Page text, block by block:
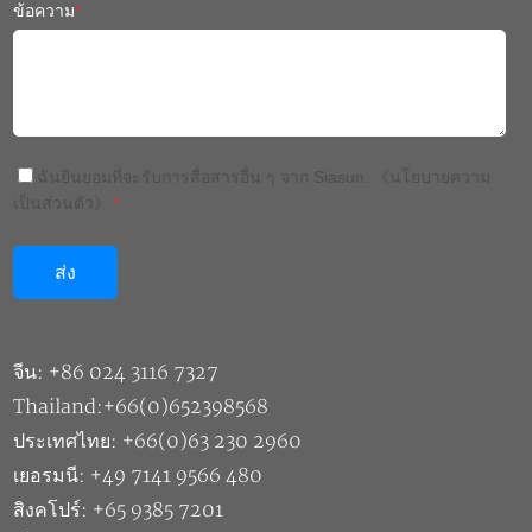
ข้อความ*
*
จีน: +86 024 3116 7327
Thailand:+66(0)652398568
ประเทศไทย: +66(0)63 230 2960
เยอรมนี: +49 7141 9566 480
สิงคโปร์: +65 9385 7201